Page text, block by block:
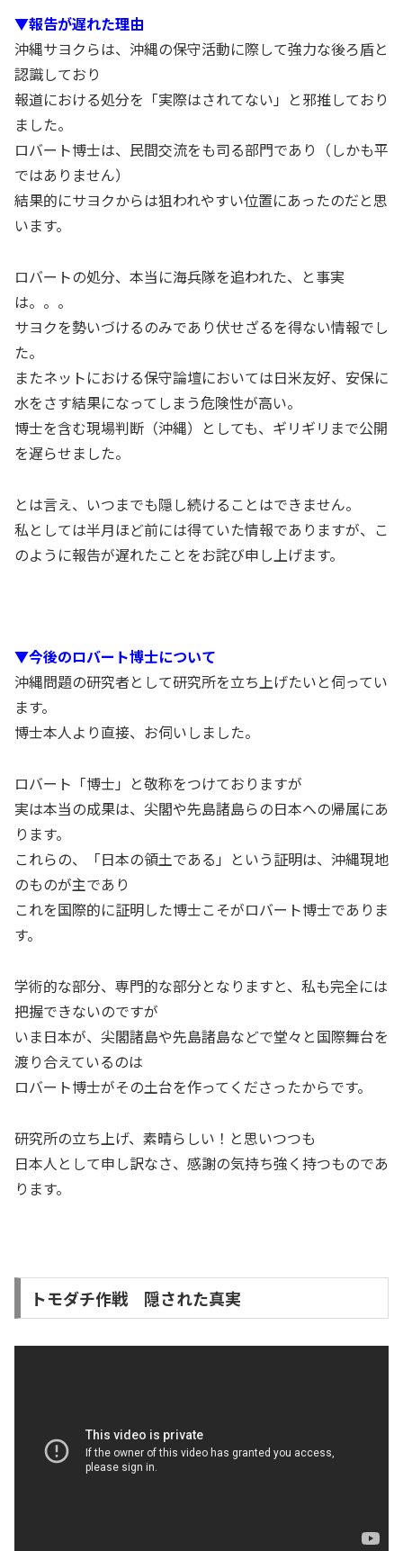
▼報告が遅れた理由
沖縄サヨクらは、沖縄の保守活動に際して強力な後ろ盾と
認識しており
報道における処分を「実際はされてない」と邪推しており
ました。
ロバート博士は、民間交流をも司る部門であり（しかも平
ではありません）
結果的にサヨクからは狙われやすい位置にあったのだと思
います。
ロバートの処分、本当に海兵隊を追われた、と事実
は。。。
サヨクを勢いづけるのみであり伏せざるを得ない情報でし
た。
またネットにおける保守論壇においては日米友好、安保に
水をさす結果になってしまう危険性が高い。
博士を含む現場判断（沖縄）としても、ギリギリまで公開
を遅らせました。
とは言え、いつまでも隠し続けることはできません。
私としては半月ほど前には得ていた情報でありますが、こ
のように報告が遅れたことをお詫び申し上げます。
▼今後のロバート博士について
沖縄問題の研究者として研究所を立ち上げたいと伺ってい
ます。
博士本人より直接、お伺いしました。
ロバート「博士」と敬称をつけておりますが
実は本当の成果は、尖閣や先島諸島らの日本への帰属にあ
ります。
これらの、「日本の領土である」という証明は、沖縄現地
のものが主であり
これを国際的に証明した博士こそがロバート博士でありま
す。
学術的な部分、専門的な部分となりますと、私も完全には
把握できないのですが
いま日本が、尖閣諸島や先島諸島などで堂々と国際舞台を
渡り合えているのは
ロバート博士がその土台を作ってくださったからです。
研究所の立ち上げ、素晴らしい！と思いつつも
日本人として申し訳なさ、感謝の気持ち強く持つものであ
ります。
トモダチ作戦 隠された真実